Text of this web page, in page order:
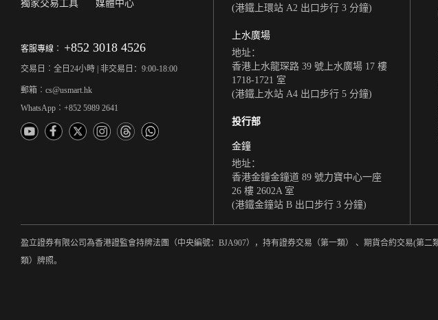
獨家交易工具 媒體中心
客服專線︰ +852 3018 4526
交易日︰全日24小時 | 非交易日：9:00-18:00
郵箱︰cs@usmart.hk
WhatsApp︰+852 5989 2641
(港鐵上環站 A2 出口步行 3 分鐘)
上水廣場
地址：
香港上水龍琛路 39 號上水廣場 17 樓
1718-1721 室
(港鐵上水站 A4 出口步行 5 分鐘)
投行部
金鐘
地址：
香港金鐘金鐘道 89 號力寶中心一座
26 樓 2602A 室
(港鐵金鐘站 B 出口步行 3 分鐘)
盈立證券有限公司為香港證監會持牌法團（中央編號：BJA907），持有證券交易（第一類） 、期貨合約交易(第
類）牌照。